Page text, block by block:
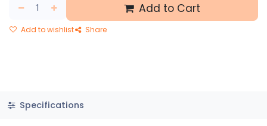
Add to Cart
Add to wishlist Share
Specifications